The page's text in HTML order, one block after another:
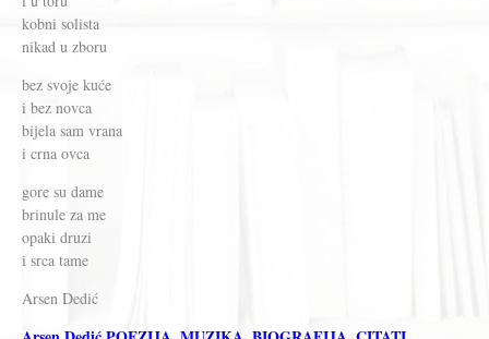
kobni solista
nikad u zboru
bez svoje kuće
i bez novca
bijela sam vrana
i crna ovca
gore su dame
brinule za me
opaki druzi
i srca tame
Arsen Dedić